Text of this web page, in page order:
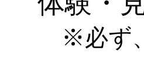
※必ず